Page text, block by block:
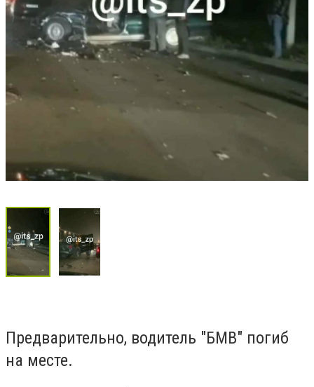
Предварительно, водитель "БМВ" погиб
на месте.